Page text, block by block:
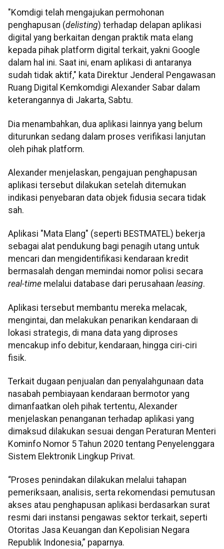
"Komdigi telah mengajukan permohonan
penghapusan (delisting) terhadap delapan aplikasi
digital yang berkaitan dengan praktik mata elang
kepada pihak platform digital terkait, yakni Google
dalam hal ini. Saat ini, enam aplikasi di antaranya
sudah tidak aktif," kata Direktur Jenderal Pengawasan
Ruang Digital Kemkomdigi Alexander Sabar dalam
keterangannya di Jakarta, Sabtu.
Dia menambahkan, dua aplikasi lainnya yang belum
diturunkan sedang dalam proses verifikasi lanjutan
oleh pihak platform.
Alexander menjelaskan, pengajuan penghapusan
aplikasi tersebut dilakukan setelah ditemukan
indikasi penyebaran data objek fidusia secara tidak
sah.
Aplikasi "Mata Elang" (seperti BESTMATEL) bekerja
sebagai alat pendukung bagi penagih utang untuk
mencari dan mengidentifikasi kendaraan kredit
bermasalah dengan memindai nomor polisi secara
real-time melalui database dari perusahaan leasing.
Aplikasi tersebut membantu mereka melacak,
mengintai, dan melakukan penarikan kendaraan di
lokasi strategis, di mana data yang diproses
mencakup info debitur, kendaraan, hingga ciri-ciri
fisik.
Terkait dugaan penjualan dan penyalahgunaan data
nasabah pembiayaan kendaraan bermotor yang
dimanfaatkan oleh pihak tertentu, Alexander
menjelaskan penanganan terhadap aplikasi yang
dimaksud dilakukan sesuai dengan Peraturan Menteri
Kominfo Nomor 5 Tahun 2020 tentang Penyelenggara
Sistem Elektronik Lingkup Privat.
“Proses penindakan dilakukan melalui tahapan
pemeriksaan, analisis, serta rekomendasi pemutusan
akses atau penghapusan aplikasi berdasarkan surat
resmi dari instansi pengawas sektor terkait, seperti
Otoritas Jasa Keuangan dan Kepolisian Negara
Republik Indonesia,” paparnya.